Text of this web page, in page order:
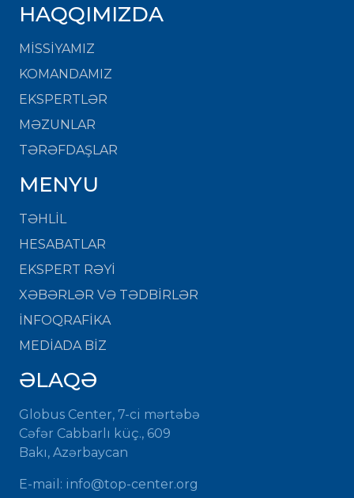
HAQQIMIZDA
MISSIYAMIZ
KOMANDAMIZ
EKSPERTLƏR
MƏZUNLAR
TƏRƏFDAŞLAR
MENYU
TƏHLİL
HESABATLAR
EKSPERT RƏYİ
XƏBƏRLƏR VƏ TƏDBİRLƏR
İNFOQRAFİKA
MEDİADA BİZ
ƏLAQƏ
Globus Center, 7-ci mərtəbə
Cəfər Cabbarlı küç., 609
Bakı, Azərbaycan
E-mail: info@top-center.org